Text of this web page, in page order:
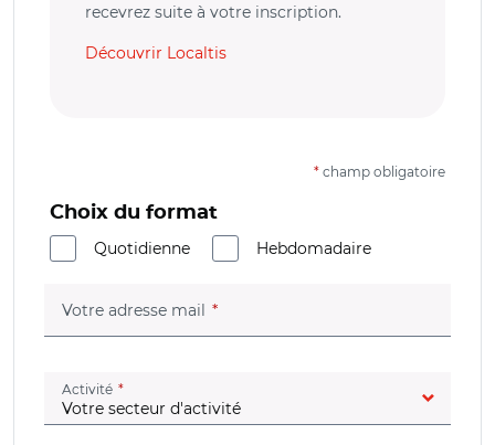
recevrez suite à votre inscription.
Découvrir Localtis
* champ obligatoire
Choix du format
Quotidienne
Hebdomadaire
Votre adresse mail (champ obligatoire)
Activité (champ obligatoire)